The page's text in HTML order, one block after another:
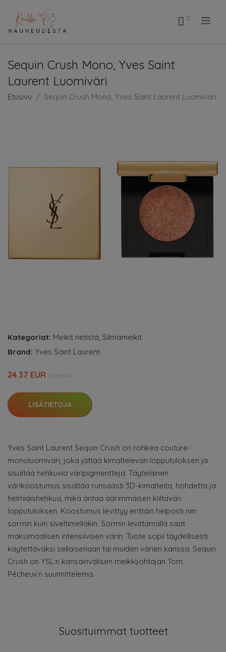
Sequin Crush Mono, Yves Saint
Laurent Luomiväri
Etusivu Sequin Crush Mono, Yves Saint Laurent Luomiväri
Kategoriat: Meikit netistä, Silmämeikit
Brand: Yves Saint Laurent
24.37 EUR
LISÄTIETOJA
Yves Saint Laurent Sequin Crush on rohkea couture-
monoluomiväri, joka jättää kimaltelevan lopputuloksen ja
sisältää hehkuvia väripigmenttejä. Täyteläinen
värikoostumus sisältää runsaasti 3D-kimalteita, hohdetta ja
helmiäishehkua, mikä antaa äärimmäisen kiiltävän
lopputuloksen. Koostumus levittyy erittäin helposti niin
sormin kuin siveltimelläkin. Sormin levittämällä saat
maksimaalisen intensiivisen värin. Tuote sopii täydellisesti
käytettäväksi sellaisenaan tai muiden värien kanssa. Sequin
Crush on YSL:n kansainvälisen meikkijohtajan Tom
Pécheux’n suunnittelema.
Suosituimmat tuotteet